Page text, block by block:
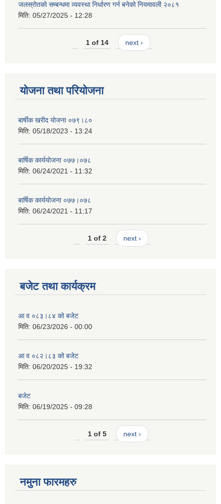
जलस्रोतको सम्बन्धमा व्यवस्था निर्धारण गर्न बनेको नियमावली २०८१
मिति: 05/27/2025 - 12:28
1 of 14 next ›
योजना तथा परियोजना
बार्षीक खरीद योजना ०७९।८०
मिति: 05/18/2023 - 13:24
बार्षिक कार्ययाेजना ०७७।०७८
मिति: 06/24/2021 - 11:32
बार्षिक कार्ययाेजना ०७७।०७८
मिति: 06/24/2021 - 11:17
1 of 2 next ›
बजेट तथा कार्यक्रम
आ व ०८३।८४ को बजेट
मिति: 06/23/2026 - 00:00
आ व ०८२।८३ को बजेट
मिति: 06/20/2025 - 19:32
बजेट
मिति: 06/19/2025 - 09:28
1 of 5 next ›
नमुना फारमहरु